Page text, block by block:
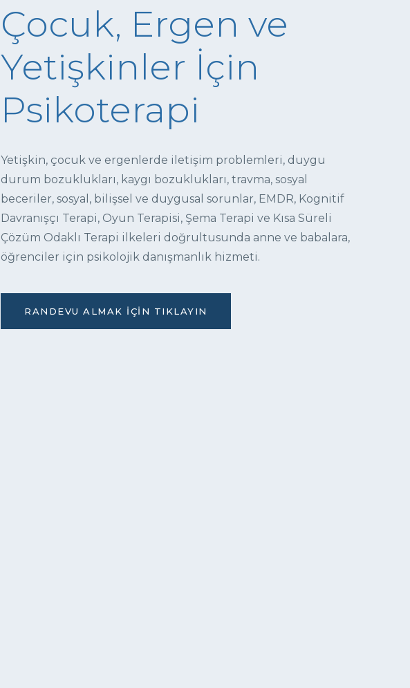
Çocuk, Ergen ve
Yetişkinler İçin
Psikoterapi
Yetişkin, çocuk ve ergenlerde iletişim problemleri, duygu
durum bozuklukları, kaygı bozuklukları, travma, sosyal
beceriler, sosyal, bilişsel ve duygusal sorunlar, EMDR, Kognitif
Davranışçı Terapi, Oyun Terapisi, Şema Terapi ve Kısa Süreli
Çözüm Odaklı Terapi ilkeleri doğrultusunda anne ve babalara,
öğrenciler için psikolojik danışmanlık hizmeti.
RANDEVU ALMAK İÇIN TIKLAYIN